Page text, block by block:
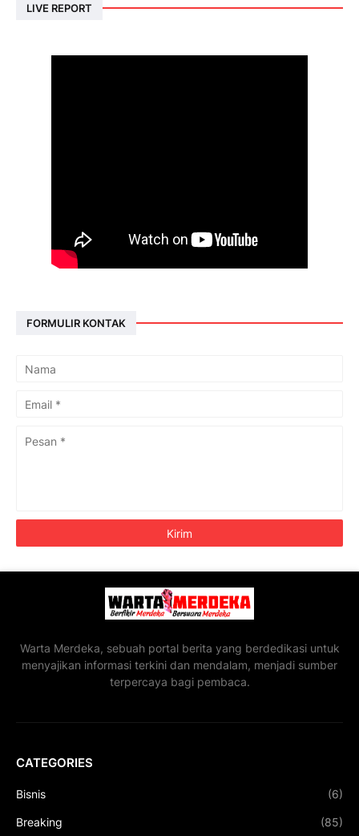
LIVE REPORT
FORMULIR KONTAK
Warta Merdeka, sebuah portal berita yang berdedikasi untuk
menyajikan informasi terkini dan mendalam, menjadi sumber
terpercaya bagi pembaca.
CATEGORIES
Bisnis (6)
Breaking (85)